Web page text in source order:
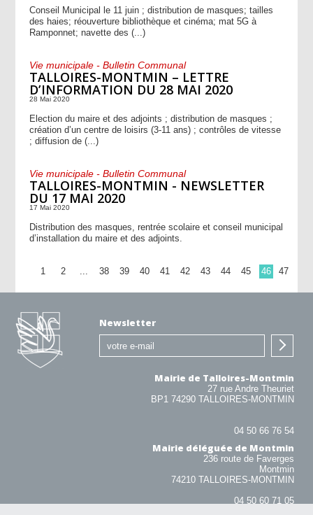
Conseil Municipal le 11 juin ; distribution de masques; tailles
des haies; réouverture bibliothèque et cinéma; mat 5G à
Ramponnet; navette des (...)
Vie municipale - Bulletin Communal
TALLOIRES-MONTMIN – LETTRE
D’INFORMATION DU 28 MAI 2020
28 Mai 2020
Election du maire et des adjoints ; distribution de masques ;
création d’un centre de loisirs (3-11 ans) ; contrôles de vitesse
; diffusion de (...)
Vie municipale - Bulletin Communal
TALLOIRES-MONTMIN - NEWSLETTER
DU 17 MAI 2020
17 Mai 2020
Distribution des masques, rentrée scolaire et conseil municipal
d’installation du maire et des adjoints.
1 2 ... 38 39 40 41 42 43 44 45 46 47
Newsletter
Mairie de Talloires-Montmin
27 rue Andre Theuriet
BP1 74290 TALLOIRES-MONTMIN
04 50 66 76 54
Mairie déléguée de Montmin
236 route de Faverges
Montmin
74210 TALLOIRES-MONTMIN
04 50 60 71 05